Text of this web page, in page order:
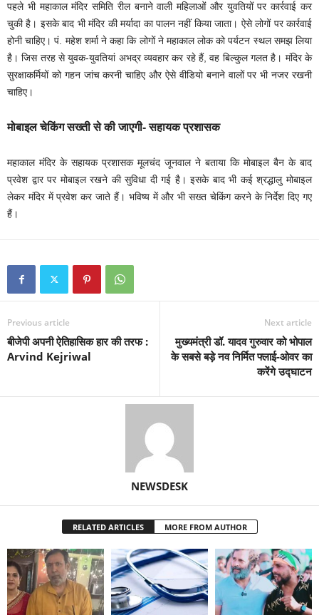
पहले भी महाकाल मंदिर समिति रील बनाने वाली महिलाओं और युवतियों पर कार्रवाई कर
चुकी है। इसके बाद भी मंदिर की मर्यादा का पालन नहीं किया जाता। ऐसे लोगों पर कार्रवाई
होनी चाहिए। पं. महेश शर्मा ने कहा कि लोगों ने महाकाल लोक को पर्यटन स्थल समझ लिया
है। जिस तरह से युवक-युवतियां अभद्र व्यवहार कर रहे हैं, वह बिल्कुल गलत है। मंदिर के
सुरक्षाकर्मियों को गहन जांच करनी चाहिए और ऐसे वीडियो बनाने वालों पर भी नजर रखनी
चाहिए।
मोबाइल चेकिंग सख्ती से की जाएगी- सहायक प्रशासक
महाकाल मंदिर के सहायक प्रशासक मूलचंद जूनवाल ने बताया कि मोबाइल बैन के बाद
प्रवेश द्वार पर मोबाइल रखने की सुविधा दी गई है। इसके बाद भी कई श्रद्धालु मोबाइल
लेकर मंदिर में प्रवेश कर जाते हैं। भविष्य में और भी सख्त चेकिंग करने के निर्देश दिए गए
हैं।
Previous article
बीजेपी अपनी ऐतिहासिक हार की तरफ :
Arvind Kejriwal
Next article
मुख्यमंत्री डॉ. यादव गुरुवार को भोपाल
के सबसे बड़े नव निर्मित फ्लाई-ओवर का
करेंगे उद्घाटन
NEWSDESK
RELATED ARTICLES MORE FROM AUTHOR